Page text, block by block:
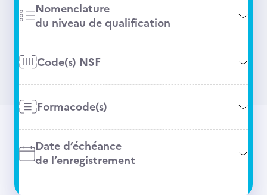
Nomenclature
du niveau de qualification
Code(s) NSF
Formacode(s)
Date d’échéance
de l’enregistrement